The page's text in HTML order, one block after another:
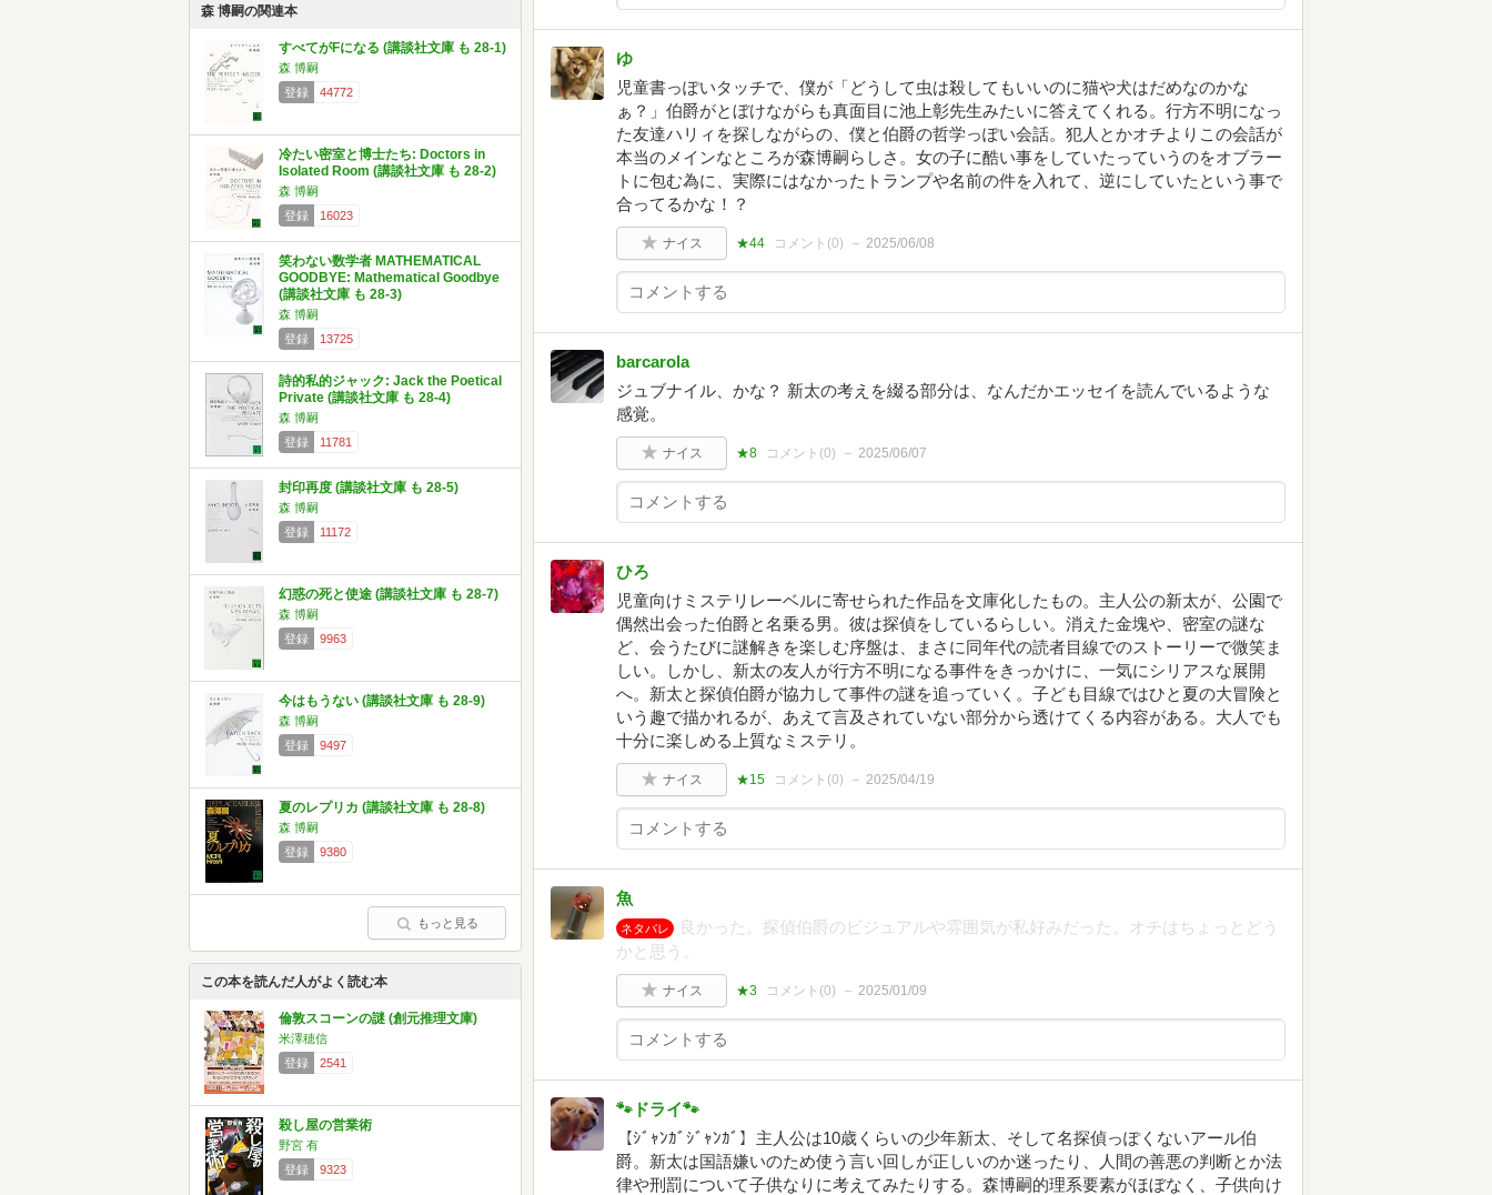
森 博嗣の関連本
すべてがFになる (講談社文庫 も 28-1)
森 博嗣
登録
44772
冷たい密室と博士たち: Doctors in
Isolated Room (講談社文庫 も 28-2)
森 博嗣
登録
16023
笑わない数学者 MATHEMATICAL
GOODBYE: Mathematical Goodbye
(講談社文庫 も 28-3)
森 博嗣
登録
13725
詩的私的ジャック: Jack the Poetical
Private (講談社文庫 も 28-4)
森 博嗣
登録
11781
封印再度 (講談社文庫 も 28-5)
森 博嗣
登録
11172
幻惑の死と使途 (講談社文庫 も 28-7)
森 博嗣
登録
9963
今はもうない (講談社文庫 も 28-9)
森 博嗣
登録
9497
夏のレプリカ (講談社文庫 も 28-8)
森 博嗣
登録
9380
もっと見る
この本を読んだ人がよく読む本
倫敦スコーンの謎 (創元推理文庫)
米澤穂信
登録
2541
殺し屋の営業術
野宮 有
登録
9323
ゆ
児童書っぽいタッチで、僕が「どうして虫は殺してもいいのに猫や犬はだめなのかな
ぁ？」伯爵がとぼけながらも真面目に池上彰先生みたいに答えてくれる。行方不明になっ
た友達ハリィを探しながらの、僕と伯爵の哲学っぽい会話。犯人とかオチよりこの会話が
本当のメインなところが森博嗣らしさ。女の子に酷い事をしていたっていうのをオブラー
トに包む為に、実際にはなかったトランプや名前の件を入れて、逆にしていたという事で
合ってるかな！？
ナイス ★44 コメント(0) 2025/06/08
barcarola
ジュブナイル、かな？ 新太の考えを綴る部分は、なんだかエッセイを読んでいるような
感覚。
ナイス ★8 コメント(0) 2025/06/07
ひろ
児童向けミステリレーベルに寄せられた作品を文庫化したもの。主人公の新太が、公園で
偶然出会った伯爵と名乗る男。彼は探偵をしているらしい。消えた金塊や、密室の謎な
ど、会うたびに謎解きを楽しむ序盤は、まさに同年代の読者目線でのストーリーで微笑ま
しい。しかし、新太の友人が行方不明になる事件をきっかけに、一気にシリアスな展開
へ。新太と探偵伯爵が協力して事件の謎を追っていく。子ども目線ではひと夏の大冒険と
いう趣で描かれるが、あえて言及されていない部分から透けてくる内容がある。大人でも
十分に楽しめる上質なミステリ。
ナイス ★15 コメント(0) 2025/04/19
魚
ネタバレ
良かった。探偵伯爵のビジュアルや雰囲気が私好みだった。オチはちょっとどう
かと思う。
ナイス ★3 コメント(0) 2025/01/09
🐾ドライ🐾
【ｼﾞｬﾝｶﾞｼﾞｬﾝｶﾞ】主人公は10歳くらいの少年新太、そして名探偵っぽくないアール伯
爵。新太は国語嫌いのため使う言い回しが正しいのか迷ったり、人間の善悪の判断とか法
律や刑罰について子供なりに考えてみたりする。森博嗣的理系要素がほぼなく、子供向け